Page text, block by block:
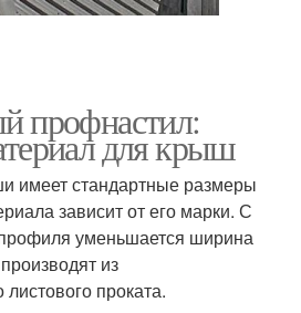
профнастил:
для крыш
имеет стандартные размеры
зависит от его марки. С
уменьшается ширина
из
проката.